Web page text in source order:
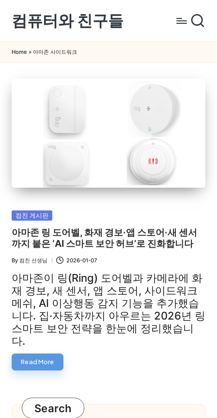
Skip
content
컴퓨터와 친구들
퓨
터
우
곳
Home » 아마존 사이드워크
Posted
in
컴친 게시판
아마존 링 도어벨, 화재 경보·앱 스토어·새 센서
까지 붙은 ‘AI 스마트 보안 허브’로 진화합니다
Posted
by
By 컴친 선생님 2026-01-07
아마존이 링(Ring) 도어벨과 카메라에 화
재 경보, 새 센서, 앱 스토어, 사이드워크
메쉬, AI 이상행동 감지 기능을 추가했습
니다. 집·자동차까지 아우르는 2026년 링
스마트 보안 전략을 한눈에 정리했습니
다.
Read More
Search